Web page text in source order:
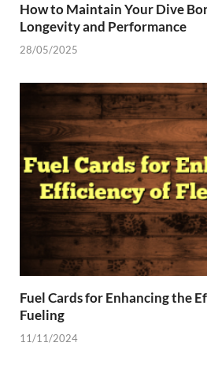
How to Maintain Your Dive
Longevity and Performance
28/05/2025
Fuel Cards for Enhancing the
Fueling
11/11/2024